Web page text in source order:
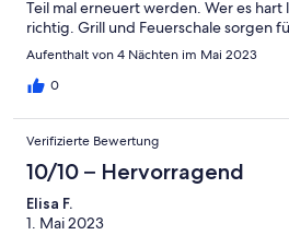
Teil mal erneuert werden. Wer es
richtig. Grill und Feuerschale sorgen
Aufenthalt von 4 Nächten im Mai 2023
0
Verifizierte Bewertung
10/10 – Hervorragend
Elisa F.
1. Mai 2023